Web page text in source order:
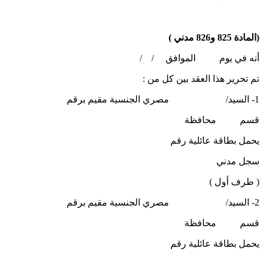
(المادة 825 و826 مدني )
أنه في يوم الموافق / /
تم تحرير هذا العقد بين كل من :
1- السيد/ مصري الجنسية مقيم برقم
قسم محافظة
يحمل بطاقة عائلية رقم
سجل مدني
( طرف أول )
2- السيد/ مصري الجنسية مقيم برقم
قسم محافظة
يحمل بطاقة عائلية رقم